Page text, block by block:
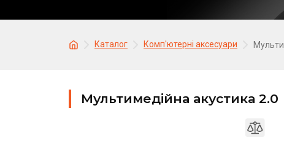
Каталог Комп'ютерні аксесуари
Мультимедійна акустика 2.0